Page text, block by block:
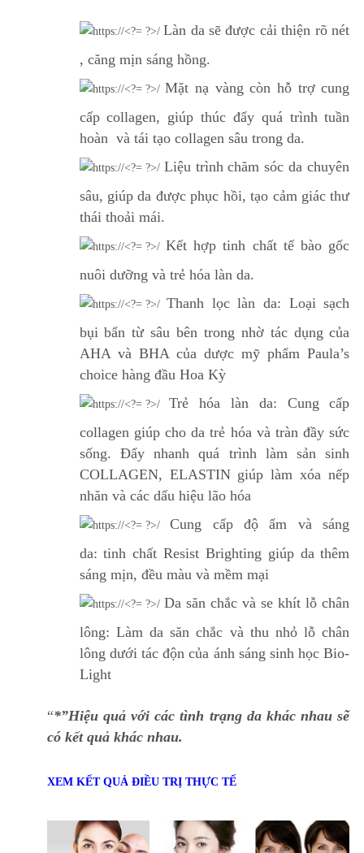
Làn da sẽ được cải thiện rõ nét
, căng mịn sáng hồng.
Mặt nạ vàng còn hỗ trợ cung
cấp collagen, giúp thúc đẩy quá trình tuần
hoàn và tái tạo collagen sâu trong da.
Liệu trình chăm sóc da chuyên
sâu, giúp da được phục hồi, tạo cảm giác thư
thái thoải mái.
Kết hợp tinh chất tế bào gốc
nuôi dưỡng và trẻ hóa làn da.
Thanh lọc làn da: Loại sạch
bụi bẩn từ sâu bên trong nhờ tác dụng của
AHA và BHA của dược mỹ phẩm Paula’s
choice hàng đầu Hoa Kỳ
Trẻ hóa làn da: Cung cấp
collagen giúp cho da trẻ hóa và tràn đầy sức
sống. Đẩy nhanh quá trình làm sản sinh
COLLAGEN, ELASTIN giúp làm xóa nếp
nhăn và các dấu hiệu lão hóa
Cung cấp độ ẩm và sáng
da: tinh chất Resist Brighting giúp da thêm
sáng mịn, đều màu và mềm mại
Da săn chắc và se khít lỗ chân
lông: Làm da săn chắc và thu nhỏ lỗ chân
lông dưới tác độn của ánh sáng sinh học Bio-
Light
“*”Hiệu quả với các tình trạng da khác nhau sẽ
có kết quả khác nhau.
XEM KẾT QUẢ ĐIỀU TRỊ THỰC TẾ